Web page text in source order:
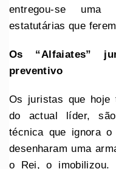
entregou-se uma
estatutárias que
Os “Alfaiates”
preventivo
Os juristas que hoje
do actual líder,
técnica que ignora
desenharam uma
o Rei, o imobilizou.